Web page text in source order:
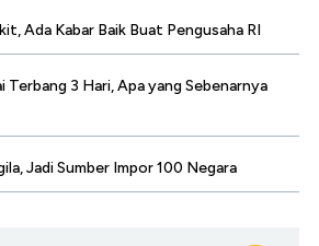
Ada Kabar Baik Buat Pengusaha RI
Terbang 3 Hari, Apa yang Sebenarnya
Jadi Sumber Impor 100 Negara